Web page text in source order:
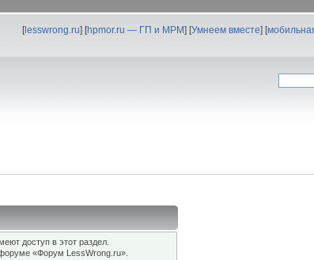
[lesswrong.ru] [hpmor.ru — ГП и МРМ] [Умнеем вместе] [
доступ в этот раздел.
«Форум LessWrong.ru».